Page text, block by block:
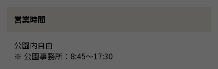
営業時間
公園内自由
※ 公園事務所：8:45～17:30